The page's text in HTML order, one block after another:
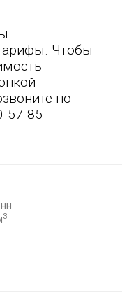
Чтобы
по
57-85
3